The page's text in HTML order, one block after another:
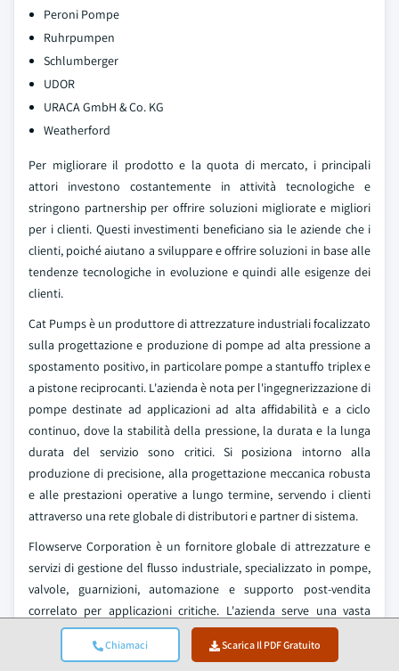
Chiamaci Scarica Il PDF Gratuito
Peroni Pompe
Ruhrpumpen
Schlumberger
UDOR
URACA GmbH & Co. KG
Weatherford
Per migliorare il prodotto e la quota di mercato, i principali
attori investono costantemente in attività tecnologiche e
stringono partnership per offrire soluzioni migliorate e migliori
per i clienti. Questi investimenti beneficiano sia le aziende che i
clienti, poiché aiutano a sviluppare e offrire soluzioni in base alle
tendenze tecnologiche in evoluzione e quindi alle esigenze dei
clienti.
Cat Pumps è un produttore di attrezzature industriali focalizzato
sulla progettazione e produzione di pompe ad alta pressione a
spostamento positivo, in particolare pompe a stantuffo triplex e
a pistone reciprocanti. L'azienda è nota per l'ingegnerizzazione di
pompe destinate ad applicazioni ad alta affidabilità e a ciclo
continuo, dove la stabilità della pressione, la durata e la lunga
durata del servizio sono critici. Si posiziona intorno alla
produzione di precisione, alla progettazione meccanica robusta
e alle prestazioni operative a lungo termine, servendo i clienti
attraverso una rete globale di distributori e partner di sistema.
Flowserve Corporation è un fornitore globale di attrezzature e
servizi di gestione del flusso industriale, specializzato in pompe,
valvole, guarnizioni, automazione e supporto post-vendita
correlato per applicazioni critiche. L'azienda serve una vasta
gamma di mercati finali, tra cui petrolio e gas, lavorazione
chimica, generazione di energia, gestione dell'acqua, estrazione